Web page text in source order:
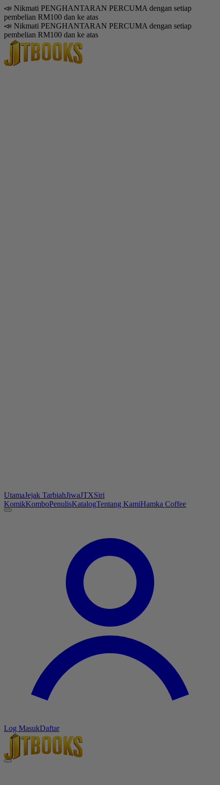
📣 Nikmati PENGHANTARAN PERCUMA dengan setiap
pembelian RM100 dan ke atas
📣 Nikmati PENGHANTARAN PERCUMA dengan setiap
pembelian RM100 dan ke atas
UtamaJejak TarbiahJiwaJTXSiri
KomikKomboPenulisKatalogTentang KamiHamka Coffee
Log MasukDaftar